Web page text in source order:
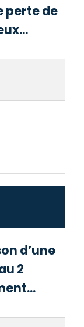
perte de
d’une
2